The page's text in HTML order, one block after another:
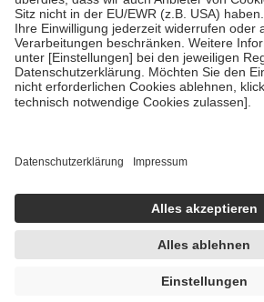
mit Ausnahme der Fahrkosten
• Untersuchungen zur Vorsorge und
GKV getragen werden
• empfohlenen Schutzimpfungen
• Harn- und Blutteststreifen
getroffen, um sicherzustellen, dass es sich
https://help.etrusted.com/hc/de/articles/
Einige Bilder und Inhalte wurden unter